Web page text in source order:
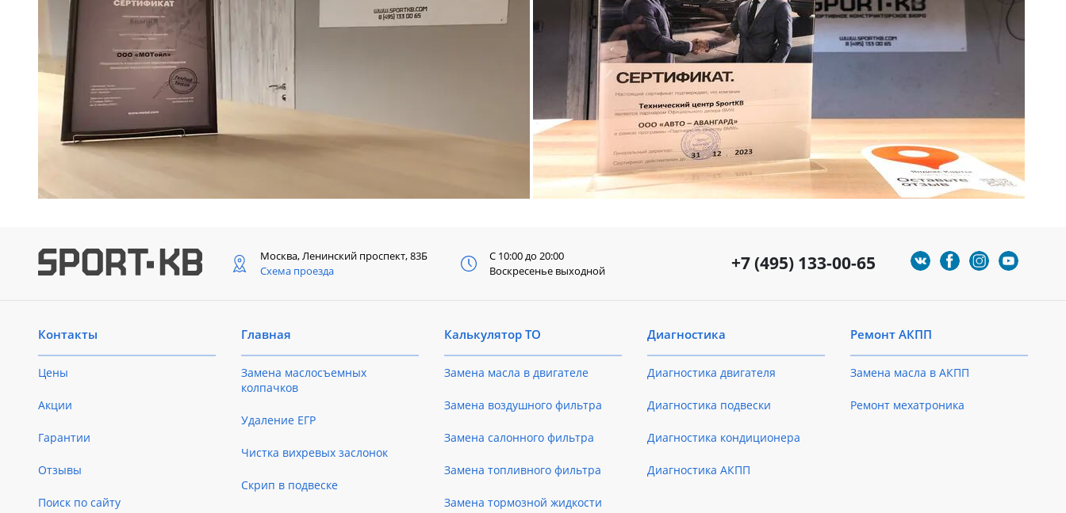
+7 (495) 133-00-65
Москва, Ленинский проспект, 83Б
Схема проезда
С 10:00 до 20:00
Воскресенье выходной
Контакты
Цены
Акции
Гарантии
Отзывы
Поиск по сайту
Главная
Замена маслосъемных
колпачков
Удаление ЕГР
Чистка вихревых заслонок
Скрип в подвеске
Калькулятор ТО
Замена масла в двигателе
Замена воздушного фильтра
Замена салонного фильтра
Замена топливного фильтра
Замена тормозной жидкости
Диагностика
Диагностика двигателя
Диагностика подвески
Диагностика кондиционера
Диагностика АКПП
Ремонт АКПП
Замена масла в АКПП
Ремонт мехатроника